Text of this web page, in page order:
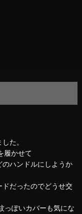
た。
履かせて
ハンドルにしようか
だったのでどうせ交
っぽいカバーも気にな